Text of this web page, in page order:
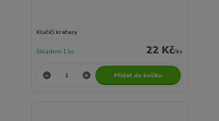
Klučičí kraťasy
22 Kč/ks
Skladem 1 ks
Přidat do košíku